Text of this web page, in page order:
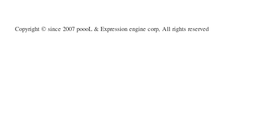
Copyright © since 2007 poooL & Expression engine corp, All rights reserved